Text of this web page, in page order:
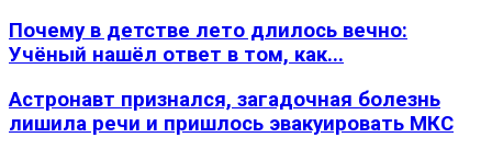
Почему в детстве лето длилось вечно:
Учёный нашёл ответ в том, как...
Астронавт признался, загадочная болезнь
лишила речи и пришлось эвакуировать МКС